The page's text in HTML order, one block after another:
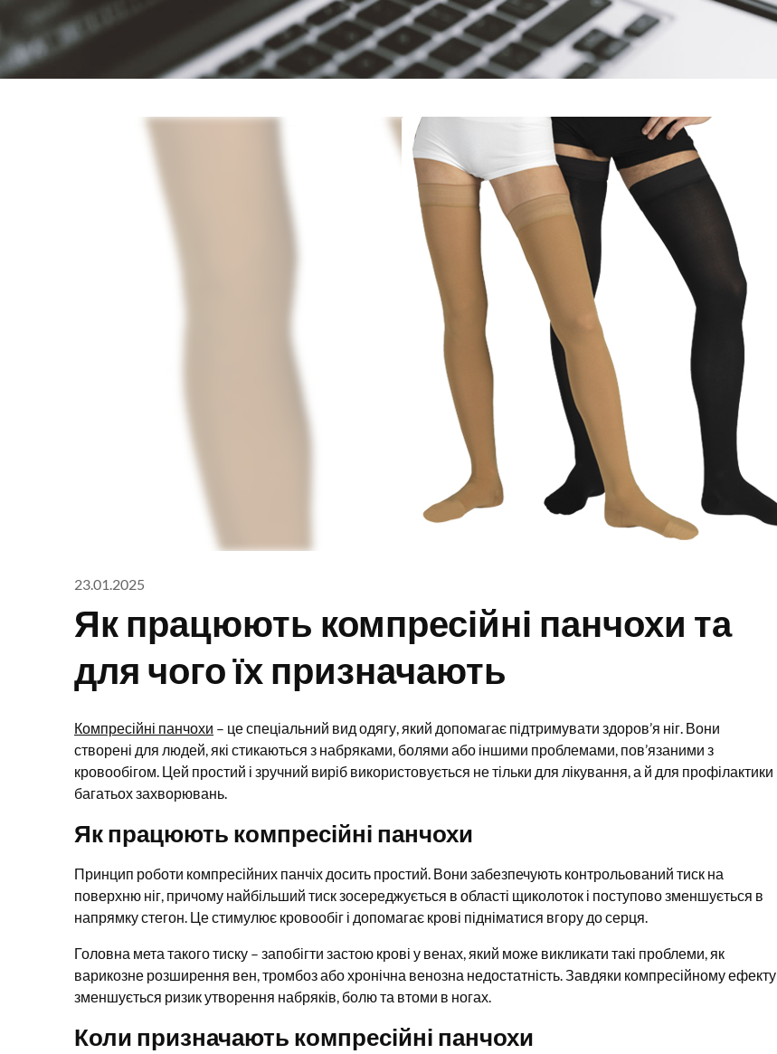
23.01.2025
Як працюють компресійні панчохи та
для чого їх призначають
Компресійні панчохи – це спеціальний вид одягу, який допомагає підтримувати здоров’я ніг. Вони
створені для людей, які стикаються з набряками, болями або іншими проблемами, пов’язаними з
кровообігом. Цей простий і зручний виріб використовується не тільки для лікування, а й для профілактики
багатьох захворювань.
Як працюють компресійні панчохи
Принцип роботи компресійних панчіх досить простий. Вони забезпечують контрольований тиск на
поверхню ніг, причому найбільший тиск зосереджується в області щиколоток і поступово зменшується в
напрямку стегон. Це стимулює кровообіг і допомагає крові підніматися вгору до серця.
Головна мета такого тиску – запобігти застою крові у венах, який може викликати такі проблеми, як
варикозне розширення вен, тромбоз або хронічна венозна недостатність. Завдяки компресійному ефекту
зменшується ризик утворення набряків, болю та втоми в ногах.
Коли призначають компресійні панчохи